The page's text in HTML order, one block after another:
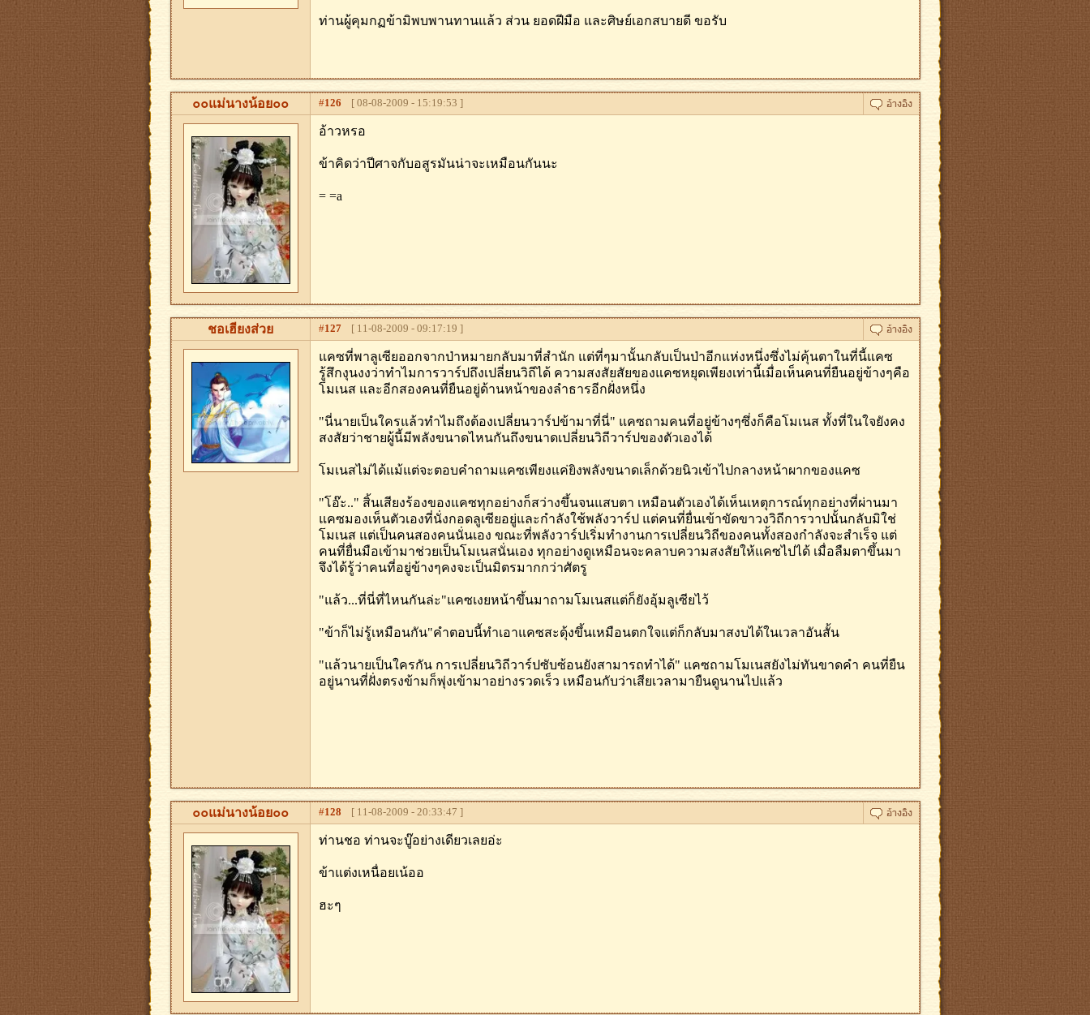
ท่านผู้คุมกฏข้ามิพบพานทานแล้ว ส่วน ยอดฝีมือ และศิษย์เอกสบายดี ขอรับ
๐๐แม่นางน้อย๐๐ #126 [ 08-08-2009 - 15:19:53 ]
อ้าวหรอ
ข้าคิดว่าปีศาจกับอสูรมันน่าจะเหมือนกันนะ
= =a
ชอเฮียงส่วย #127[ 11-08-2009 - 09:17:19 ]
แคซที่พาลูเซียออกจากป่าหมายกลับมาที่สำนัก แต่ที่ๆมานั้นกลับเป็นป่าอีกแห่งหนึ่งซึ่งไม่คุ้นตาในที่นี้แคซ
รู้สึกงุนงงว่าทำไมการวาร์ปถึงเปลี่ยนวิถีได้ ความสงสัยสัยของแคซหยุดเพียงเท่านี้เมื่อเห็นคนที่ยืนอยู่ข้างๆคือ
โมเนส และอีกสองคนที่ยืนอยู่ด้านหน้าของลำธารอีกฝั่งหนึ่ง
"นี่นายเป็นใครแล้วทำไมถึงต้องเปลี่ยนวาร์ปข้ามาที่นี่" แคซถามคนที่อยู่ข้างๆซึ่งก็คือโมเนส ทั้งที่ในใจยังคง
สงสัยว่าชายผู้นี้มีพลังขนาดไหนกันถึงขนาดเปลี่ยนวิถีวาร์ปของตัวเองได้
โมเนสไม่ได้แม้แต่จะตอบคำถามแคซเพียงแค่ยิงพลังขนาดเล็กด้วยนิวเข้าไปกลางหน้าผากของแคซ
"โอ๊ะ.." สิ้นเสียงร้องของแคซทุกอย่างก็สว่างขึ้นจนแสบตา เหมือนตัวเองได้เห็นเหตุการณ์ทุกอย่างที่ผ่านมา
แคซมองเห็นตัวเองที่นั่งกอดลูเซียอยู่และกำลังใช้พลังวาร์ป แต่คนที่ยื่นเข้าขัดขาวงวิถีการวาปนั้นกลับมิใช่
โมเนส แต่เป็นคนสองคนนั่นเอง ขณะที่พลังวาร์ปเริ่มทำงานการเปลี่ยนวิถีของคนทั้งสองกำลังจะสำเร็จ แต่
คนที่ยื่นมือเข้ามาช่วยเป็นโมเนสนั่นเอง ทุกอย่างดูเหมือนจะคลาบความสงสัยให้แคซไปได้ เมื่อลืมตาขึ้นมา
จึงได้รู้ว่าคนที่อยู่ข้างๆคงจะเป็นมิตรมากกว่าศัตรู
"แล้ว...ที่นี่ที่ไหนกันล่ะ"แคซเงยหน้าขึ้นมาถามโมเนสแต่ก็ยังอุ้มลูเซียไว้
"ข้าก็ไม่รู้เหมือนกัน"คำตอบนี้ทำเอาแคซสะดุ้งขึ้นเหมือนตกใจแต่ก็กลับมาสงบได้ในเวลาอันสั้น
"แล้วนายเป็นใครกัน การเปลี่ยนวิถีวาร์ปซับซ้อนยังสามารถทำได้" แคซถามโมเนสยังไม่ทันขาดคำ คนที่ยืน
อยู่นานที่ฝั่งตรงข้ามก็พุ่งเข้ามาอย่างรวดเร็ว เหมือนกับว่าเสียเวลามายืนดูนานไปแล้ว
๐๐แม่นางน้อย๐๐ #128 [ 11-08-2009 - 20:33:47 ]
ท่านชอ ท่านจะบู๊อย่างเดียวเลยอ่ะ
ข้าแต่งเหนื่อยเน้ออ
ฮะๆ